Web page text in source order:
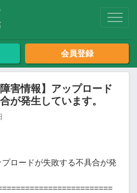
会員登録
害情報】アップロード
が発生しています。
ロードが失敗する不具合が発